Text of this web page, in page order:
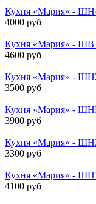
Кухня «Мария» -
4000 руб
Кухня «Мария» - ШВ
4600 руб
Кухня «Мария» -
3500 руб
Кухня «Мария» -
3900 руб
Кухня «Мария» -
3300 руб
Кухня «Мария» -
4100 руб